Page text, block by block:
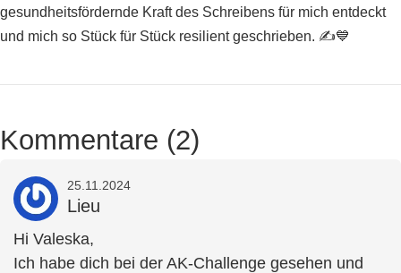
gesundheitsfördernde Kraft des Schreibens für mich entdeckt
und mich so Stück für Stück resilient geschrieben. ✍️💙
Kommentare (2)
25.11.2024
Lieu
Hi Valeska,
Ich habe dich bei der AK-Challenge gesehen und